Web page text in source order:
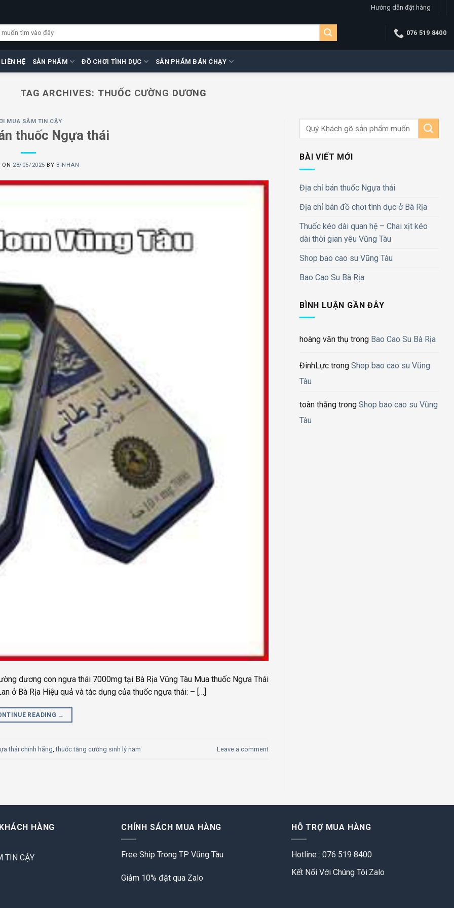
Hướng dẫn đặt hàng
076 519 8400
LIÊN HỆ SẢN PHẨM ĐỒ CHƠI TÌNH DỤC SẢN PHẨM BÁN CHẠY
TAG ARCHIVES: THUỐC CƯỜNG DƯƠNG
MUA SẮM TIN CẬY
thuốc Ngựa thái
ON 28/05/2025 BY BINHAN
dương con ngựa thái 7000mg tại Bà Rịa Vũng Tàu Mua thuốc Ngựa Thái
ở Bà Rịa Hiệu quả và tác dụng của thuốc ngựa thái: – […]
READING →
thái chính hãng,thuốc tăng cường sinh lý nam Leave a comment
BÀI VIẾT MỚI
Địa chỉ bán thuốc Ngựa thái
Địa chỉ bán đồ chơi tình dục ở Bà Rịa
Thuốc kéo dài quan hệ – Chai xịt kéo
dài thời gian yêu Vũng Tàu
Shop bao cao su Vũng Tàu
Bao Cao Su Bà Rịa
BÌNH LUẬN GẦN ĐÂY
hoàng văn thụ trong Bao Cao Su Bà Rịa
ĐinhLực trong Shop bao cao su Vũng
Tàu
toàn thắng trong Shop bao cao su Vũng
Tàu
HÀNG
TIN CẬY
CHÍNH SÁCH MUA HÀNG
Free Ship Trong TP Vũng Tàu
Giảm 10% đặt qua Zalo
HỖ TRỢ MUA HÀNG
Hotline : 076 519 8400
Kết Nối Với Chúng Tôi:Zalo